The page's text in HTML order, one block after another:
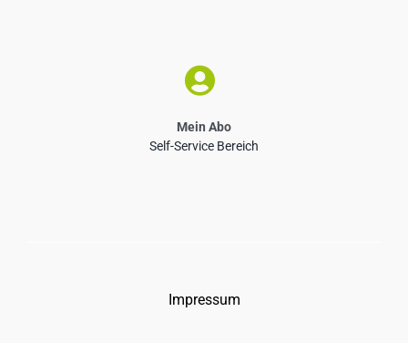
Mein Abo
Self-Service Bereich
Impressum